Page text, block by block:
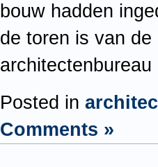
bouw hadden
de toren is van
Posted in
Comments »